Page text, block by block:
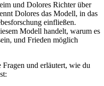
und Dolores Richter über
Dolores das Modell, in das
einfließen.
Modell handelt, warum es
und Frieden möglich
und erläutert, wie du